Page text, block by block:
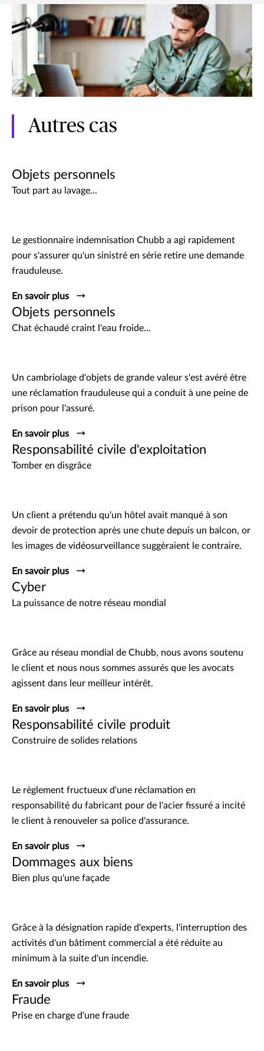
Autres cas
Objets personnels
Tout part au lavage...
Le gestionnaire indemnisation Chubb a agi rapidement
pour s'assurer qu'un sinistré en série retire une demande
frauduleuse.
En savoir plus
Objets personnels
Chat échaudé craint l'eau froide...
Un cambriolage d'objets de grande valeur s'est avéré être
une réclamation frauduleuse qui a conduit à une peine de
prison pour l'assuré.
En savoir plus
Responsabilité civile d'exploitation
Tomber en disgrâce
Un client a prétendu qu'un hôtel avait manqué à son
devoir de protection après une chute depuis un balcon, or
les images de vidéosurveillance suggèraient le contraire.
En savoir plus
Cyber
La puissance de notre réseau mondial
Grâce au réseau mondial de Chubb, nous avons soutenu
le client et nous nous sommes assurés que les avocats
agissent dans leur meilleur intérêt.
En savoir plus
Responsabilité civile produit
Construire de solides relations
Le règlement fructueux d'une réclamation en
responsabilité du fabricant pour de l'acier fissuré a incité
le client à renouveler sa police d'assurance.
En savoir plus
Dommages aux biens
Bien plus qu'une façade
Grâce à la désignation rapide d'experts, l'interruption des
activités d'un bâtiment commercial a été réduite au
minimum à la suite d'un incendie.
En savoir plus
Fraude
Prise en charge d'une fraude